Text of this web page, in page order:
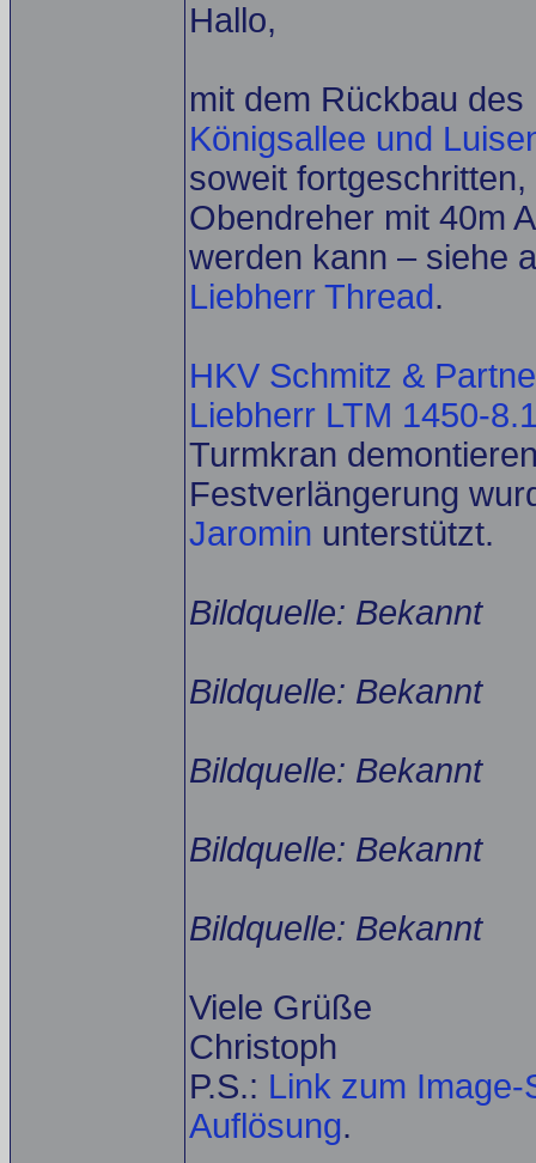
Hallo,
mit dem Rückbau
Königsallee und
soweit
Obendreher mit 40m
werden kann – siehe
Liebherr Thread.
HKV Schmitz &
Liebherr LTM 1450-
Turmkran
Festverlängerung
Jaromin unterstützt.
Bildquelle: Bekannt
Bildquelle: Bekannt
Bildquelle: Bekannt
Bildquelle: Bekannt
Bildquelle: Bekannt
Viele Grüße
Christoph
P.S.: Link zum
Auflösung.